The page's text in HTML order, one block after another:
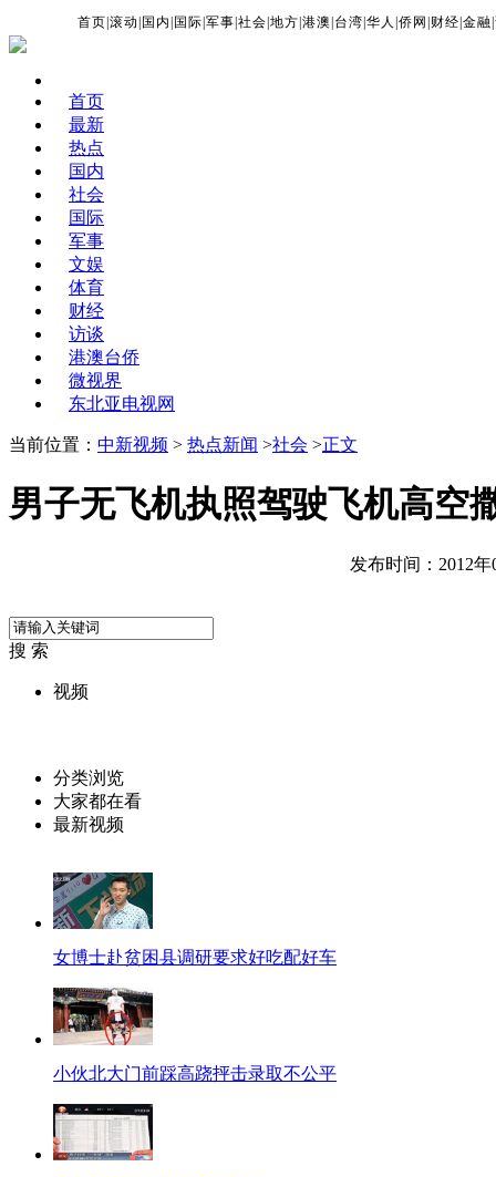
首页 |滚动 国内 国际 |军事 |社会 |地方 |港澳 台湾 |华人 |侨网 财经 |金融 |
首页
最新
热点
国内
社会
国际
军事
文娱
体育
财经
访谈
港澳台侨
微视界
东北亚电视网
当前位置： 中新视频 > 热点新闻 >社会 >正文
男子无飞机执照驾驶飞机高空
发布时间：2012年
搜 索
视频
分类浏览
大家都在看
最新视频
女博士赴贫困县调研要求好吃配好车
小伙北大门前踩高跷抨击录取不公平